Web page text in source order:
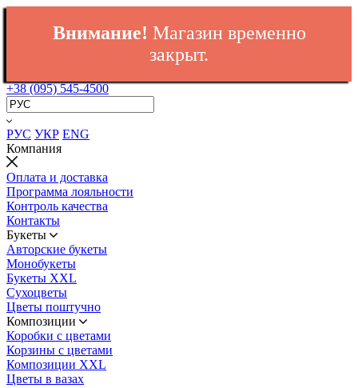
Внимание! Магазин временно
закрыт.
+38 (095) 545-4500
РУС УКР ENG
Компания
Оплата и доставка
Программа лояльности
Контроль качества
Контакты
Букеты
Авторские букеты
Монобукеты
Букеты XXL
Сухоцветы
Цветы поштучно
Композиции
Коробки с цветами
Корзины с цветами
Композиции XXL
Цветы в вазах